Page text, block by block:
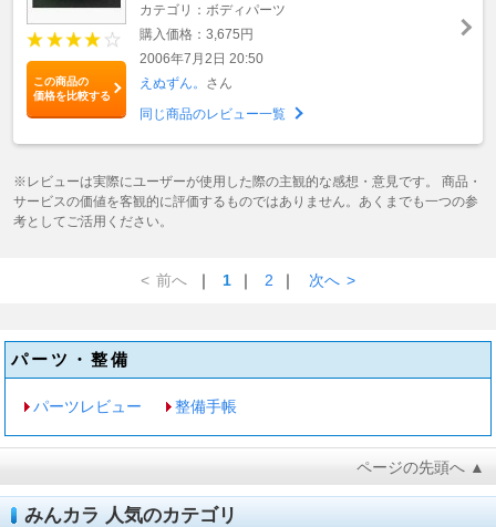
この商品の
価格を比較する
カテゴリ：ボディパーツ
購入価格：3,675円
2006年7月2日 20:50
えぬずん。 さん
同じ商品のレビュー一覧
※レビューは実際にユーザーが使用した際の主観的な感想・意見です。 商品・
サービスの価値を客観的に評価するものではありません。あくまでも一つの参
考としてご活用ください。
< 前へ ｜ 1 ｜ 2 ｜ 次へ >
パーツ・整備
パーツレビュー 整備手帳
ページの先頭へ ▲
みんカラ 人気のカテゴリ